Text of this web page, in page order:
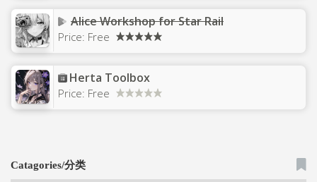
Alice Workshop for Star Rail
Price: Free
Herta Toolbox
Price: Free
Catagories/分类